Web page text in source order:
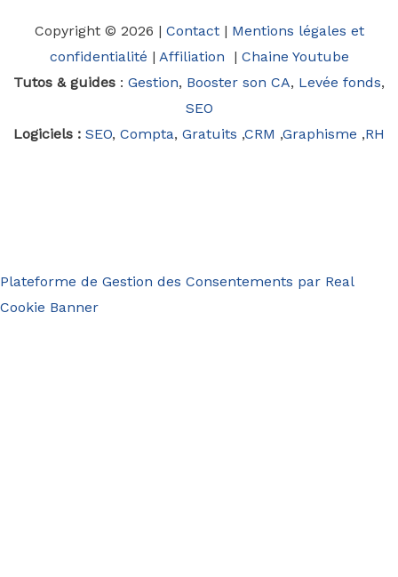
Copyright © 2026 | Contact| Mentions légales et
confidentialité | Affiliation | Chaine Youtube
Tutos & guides : Gestion, Booster son CA, Levée fonds,
SEO
Logiciels : SEO, Compta, Gratuits ,CRM ,Graphisme ,RH
Plateforme de Gestion des Consentements par Real
Cookie Banner